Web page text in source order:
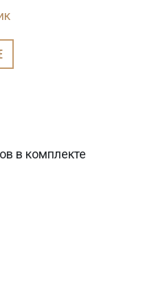
в комплекте